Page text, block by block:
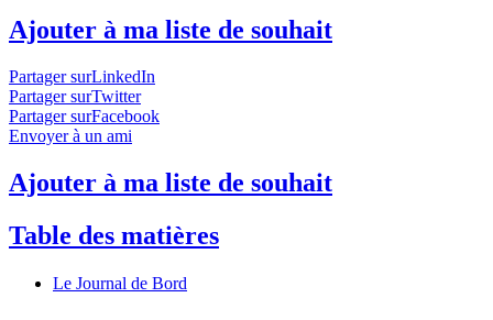
Ajouter à ma liste de souhait
Partager surLinkedIn
Partager surTwitter
Partager surFacebook
Envoyer à un ami
Ajouter à ma liste de souhait
Table des matières
Le Journal de Bord